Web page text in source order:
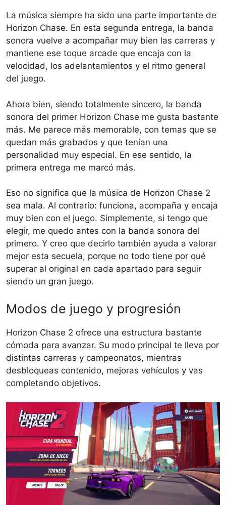
La música siempre ha sido una parte importante de
Horizon Chase. En esta segunda entrega, la banda
sonora vuelve a acompañar muy bien las carreras y
mantiene ese toque arcade que encaja con la
velocidad, los adelantamientos y el ritmo general
del juego.
Ahora bien, siendo totalmente sincero, la banda
sonora del primer Horizon Chase me gusta bastante
más. Me parece más memorable, con temas que se
quedan más grabados y que tenían una
personalidad muy especial. En ese sentido, la
primera entrega me marcó más.
Eso no significa que la música de Horizon Chase 2
sea mala. Al contrario: funciona, acompaña y encaja
muy bien con el juego. Simplemente, si tengo que
elegir, me quedo antes con la banda sonora del
primero. Y creo que decirlo también ayuda a valorar
mejor esta secuela, porque no todo tiene por qué
superar al original en cada apartado para seguir
siendo un gran juego.
Modos de juego y progresión
Horizon Chase 2 ofrece una estructura bastante
cómoda para avanzar. Su modo principal te lleva por
distintas carreras y campeonatos, mientras
desbloqueas contenido, mejoras vehículos y vas
completando objetivos.